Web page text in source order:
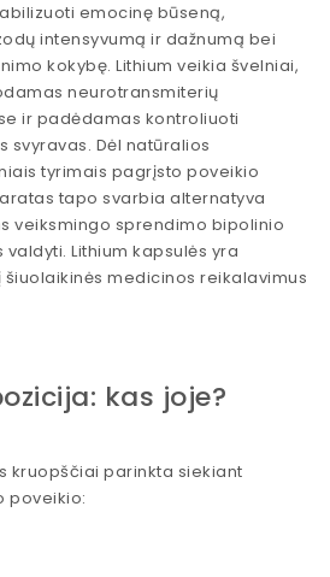
emocinę būseną,
intensyvumą ir dažnumą bei
kokybę. Lithium veikia švelniai,
neurotransmiterių
ir padėdamas kontroliuoti
svyravas. Dėl natūralios
tyrimais pagrįsto poveikio
tapo svarbia alternatyva
veiksmingo sprendimo bipolinio
Lithium kapsulės yra
medicinos reikalavimus
kas joje?
kruopščiai parinkta siekiant
poveikio: